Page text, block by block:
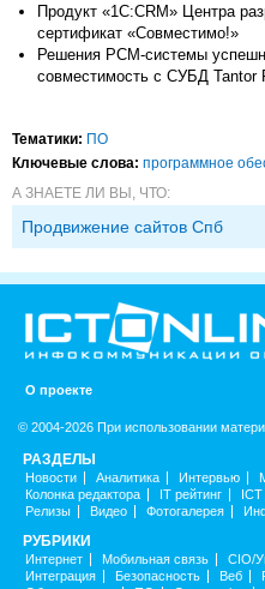
Продукт «1С:CRM» Центра
сертификат «Совместимо!»
Решения РСМ-системы
совместимость с СУБД Tantor
Тематики: ПО
Ключевые слова: программное
А ЗНАЕТЕ ЛИ ВЫ, ЧТО:
Продвижение сайтов Спб
О проекте
© 2004-2026 При использовании
РАЗДЕЛЫ
Новости Аналитика Интервью
Колонка редактора
IT рейтинг ICT
Релизы
Видео Фотогалерея
РУБРИКИ
Интернет Мобильная связь CIO/
Интеграция
Безопасность Веб